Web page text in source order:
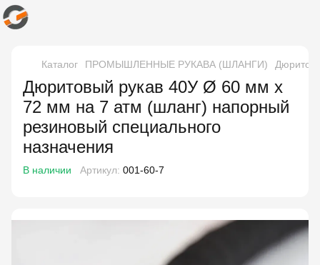
Каталог ПРОМЫШЛЕННЫЕ РУКАВА (ШЛАНГИ)
Дюритовый рукав 40У Ø 60 мм x
72 мм на 7 атм (шланг) напорный
резиновый специального
назначения
В наличии Артикул: 001-60-7